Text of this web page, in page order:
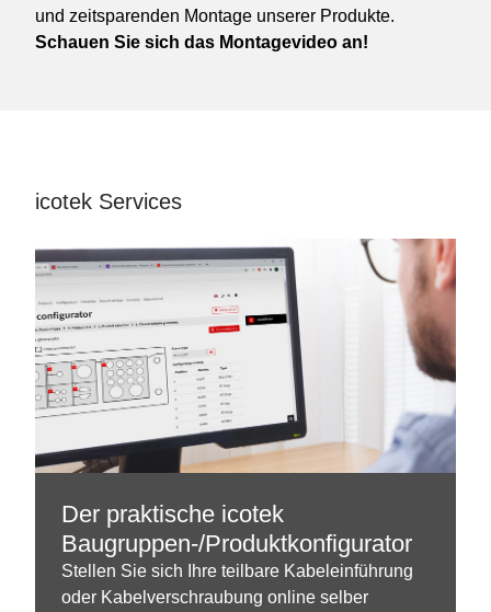
und zeitsparenden Montage unserer Produkte.
Schauen Sie sich das Montagevideo an!
icotek Services
Der praktische icotek
Baugruppen-/Produktkonfigurator
Stellen Sie sich Ihre teilbare Kabeleinführung
oder Kabelverschraubung online selber